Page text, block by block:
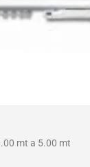
mt a 5.00 mt